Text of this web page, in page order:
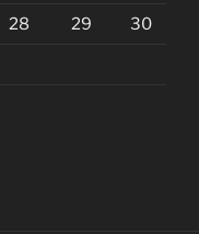
28 29 30